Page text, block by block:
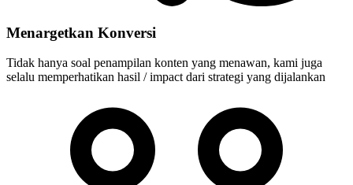
Menargetkan Konversi
Tidak hanya soal penampilan konten yang menawan, kami juga
selalu memperhatikan hasil / impact dari strategi yang dijalankan